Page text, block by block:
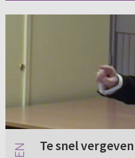
Te snel vergeven